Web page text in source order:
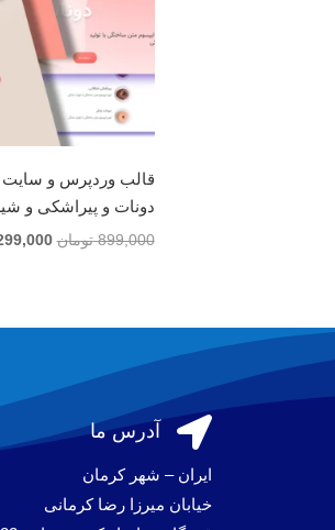
قالب وردپرس و سایت
دونات و پیراشکی و
899,000 تومان قیمت
 آدرس ما
ایران – شهر کرمان
خیابان میرزا رضا کرمانی